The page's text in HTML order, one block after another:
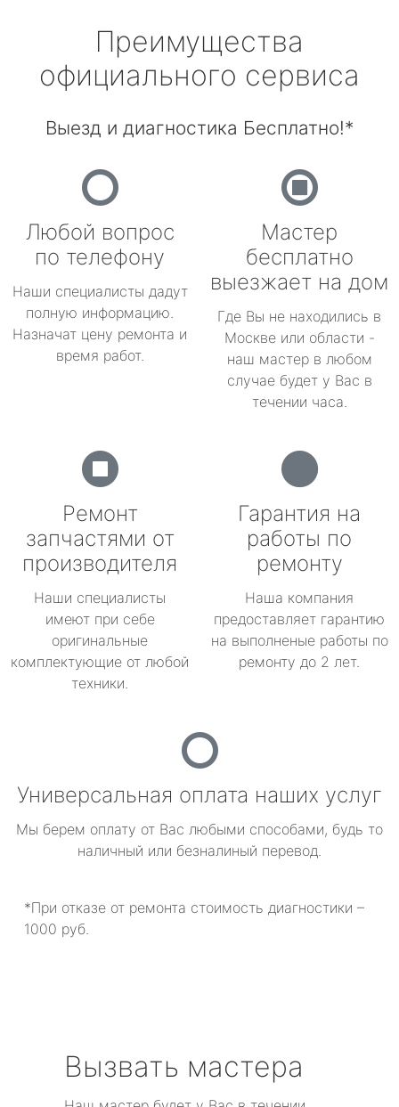
Преимущества
официального сервиса
Выезд и диагностика Бесплатно!*
Любой вопрос
по телефону
Наши специалисты дадут
полную информацию.
Назначат цену ремонта и
время работ.
Мастер
бесплатно
выезжает на дом
Где Вы не находились в
Москве или области -
наш мастер в любом
случае будет у Вас в
течении часа.
Ремонт
запчастями от
производителя
Наши специалисты
имеют при себе
оригинальные
комплектующие от любой
техники.
Гарантия на
работы по
ремонту
Наша компания
предоставляет гарантию
на выполненые работы по
ремонту до 2 лет.
Универсальная оплата наших услуг
Мы берем оплату от Вас любыми способами, будь то
наличный или безналиный перевод.
*При отказе от ремонта стоимость диагностики –
1000 руб.
Вызвать мастера